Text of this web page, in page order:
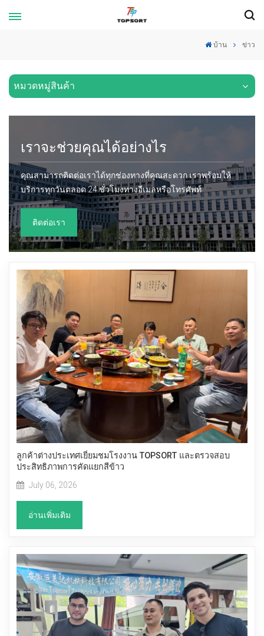
บ้าน ข่าว
หมวดหมู่สินค้า
เราจะช่วยคุณได้อย่างไร
คุณสามารถติดต่อเราได้ทุกช่องทางที่คุณสะดวก เราพร้อมให้
บริการทุกวันตลอด 24 ชั่วโมงทางอีเมลหรือโทรศัพท์
ติดต่อเรา
ลูกค้าต่างประเทศเยี่ยมชมโรงงาน TOPSORT และตรวจสอบ
ประสิทธิภาพการคัดแยกสีข้าว
July 06, 2026
อ่านเพิ่มเติม